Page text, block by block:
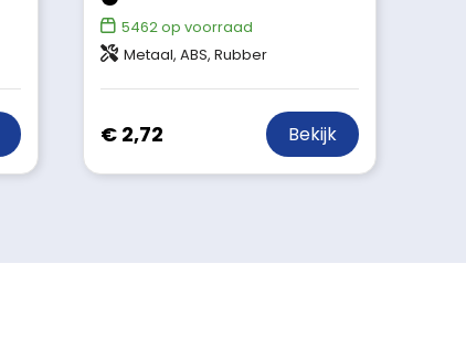
5462op voorraad
Metaal, ABS, Rubber
€ 2,72 Bekijk